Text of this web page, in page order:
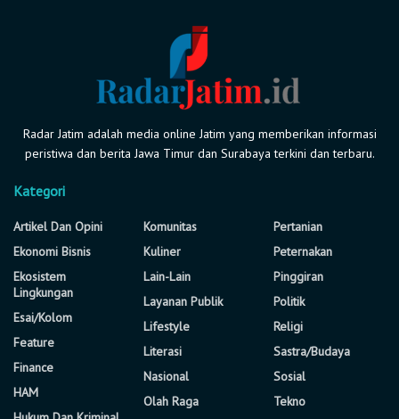
Radar Jatim adalah media online Jatim yang memberikan informasi
peristiwa dan berita Jawa Timur dan Surabaya terkini dan terbaru.
Kategori
Artikel Dan Opini
Ekonomi Bisnis
Ekosistem
Lingkungan
Esai/Kolom
Feature
Finance
HAM
Komunitas
Kuliner
Lain-Lain
Layanan Publik
Lifestyle
Literasi
Nasional
Olah Raga
Pertanian
Peternakan
Pinggiran
Politik
Religi
Sastra/Budaya
Sosial
Tekno